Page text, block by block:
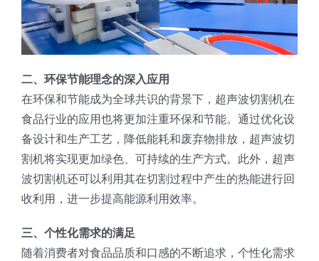
二、环保节能理念的深入应用
在环保和节能成为全球共识的背景下，超声波切割机在
食品行业的应用也将更加注重环保和节能。通过优化设
备设计和生产工艺，降低能耗和废弃物排放，超声波切
割机将实现更加绿色、可持续的生产方式。此外，超声
波切割机还可以利用其在切割过程中产生的热能进行回
收利用，进一步提高能源利用效率。
三、个性化需求的满足
随着消费者对食品品质和口感的不断追求，个性化需求